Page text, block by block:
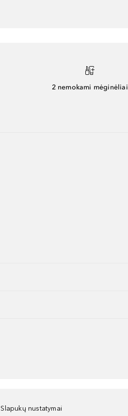
2 nemokami mėginėliai
Slapukų nustatymai